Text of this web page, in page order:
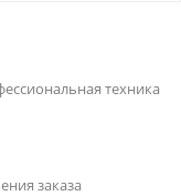
техника
заказа